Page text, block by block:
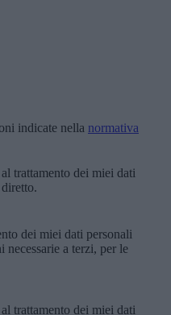
indicate nella normativa
trattamento dei miei dati
dei miei dati personali
a terzi, per le
trattamento dei miei dati